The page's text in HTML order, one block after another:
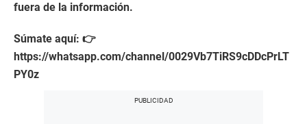
fuera de la información.
Súmate aquí: 👉
https://whatsapp.com/channel/0029Vb7TiRS9cDDcPrLT
PY0z